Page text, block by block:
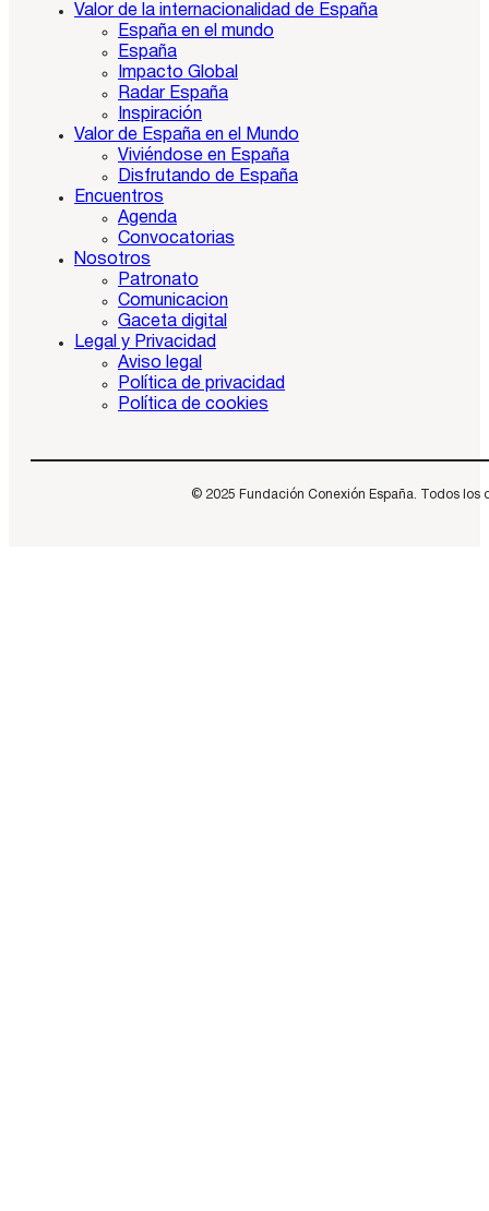
Valor de la internacionalidad de España
España en el mundo
España
Impacto Global
Radar España
Inspiración
Valor de España en el Mundo
Viviéndose en España
Disfrutando de España
Encuentros
Agenda
Convocatorias
Nosotros
Patronato
Comunicacion
Gaceta digital
Legal y Privacidad
Aviso legal
Política de privacidad
Política de cookies
© 2025 Fundación Conexión España. Todos los